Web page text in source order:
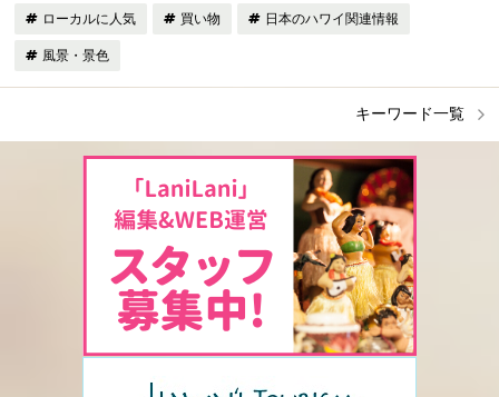
ローカルに人気 買い物 日本のハワイ関連情報
風景・景色
キーワード一覧